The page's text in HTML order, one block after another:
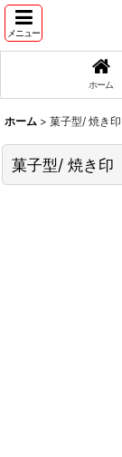
メニュー
ホーム
ホーム > 菓子型/ 焼き
菓子型/ 焼き印